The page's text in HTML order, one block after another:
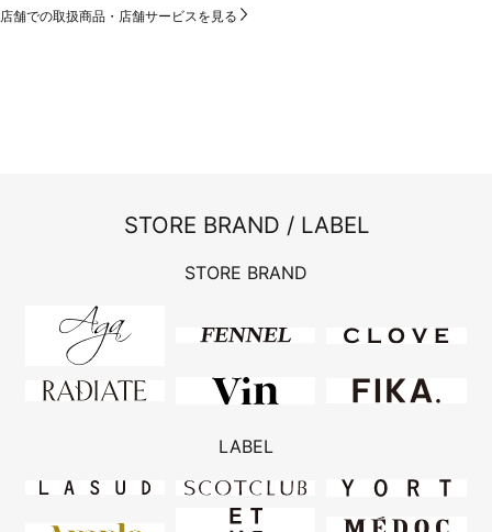
店舗での取扱商品・店舗サービスを見る
STORE BRAND / LABEL
STORE BRAND
LABEL